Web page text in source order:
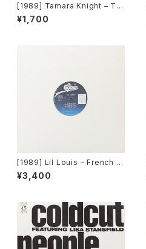
[1989] Tamara Knight – To
Be Real [About Music]
¥1,700
[1989] Lil Louis – French Ki
ss [Epic]
¥3,400